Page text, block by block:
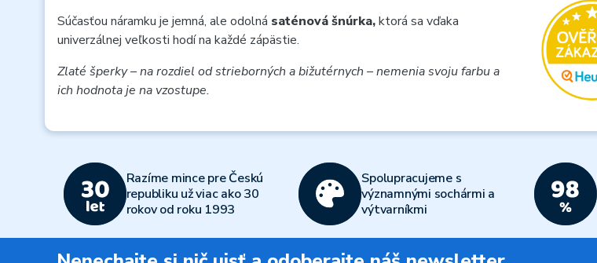
Súčasťou náramku je jemná, ale odolná saténová šnúrka,ktorá sa vďaka
univerzálnej veľkosti hodí na každé zápästie.
Zlaté šperky – na rozdiel od strieborných a bižutérnych – nemenia svoju farbu a
ich hodnota je na vzostupe.
Razíme mince pre Českú
republiku už viac ako 30
rokov od roku 1993
Spolupracujeme s
významnými sochármi a
výtvarníkmi